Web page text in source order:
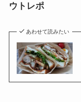
ウトレポ
あわせて読みたい